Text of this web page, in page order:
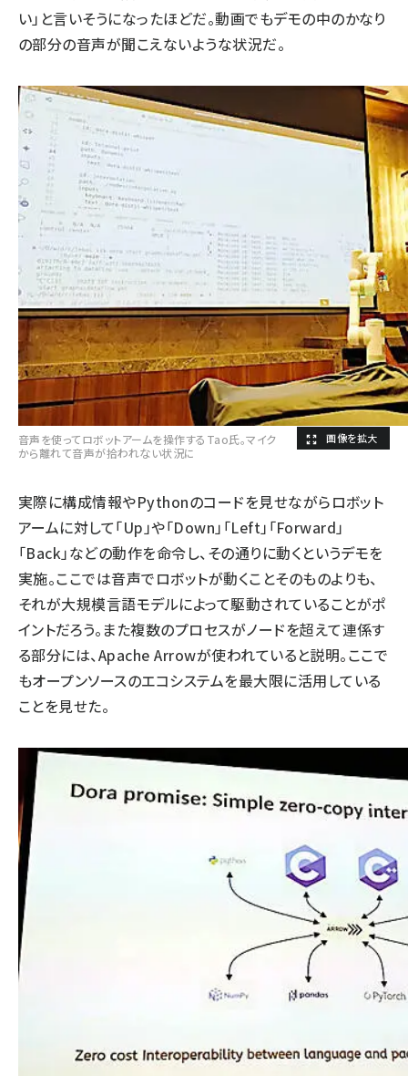
い」と言いそうになったほどだ。動画でもデモの中のかなり
の部分の音声が聞こえないような状況だ。
音声を使ってロボットアームを操作するTao氏。マイク
から離れて音声が拾われない状況に
実際に構成情報やPythonのコードを見せながらロボット
アームに対して「Up」や「Down」「Left」「Forward」
「Back」などの動作を命令し、その通りに動くというデモを
実施。ここでは音声でロボットが動くことそのものよりも、
それが大規模言語モデルによって駆動されていることがポ
イントだろう。また複数のプロセスがノードを超えて連係す
る部分には、Apache Arrowが使われていると説明。ここで
もオープンソースのエコシステムを最大限に活用している
ことを見せた。